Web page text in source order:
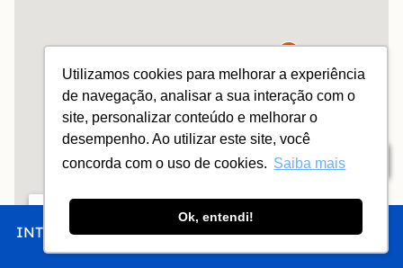
Utilizamos cookies para melhorar a experiência
de navegação, analisar a sua interação com o
site, personalizar conteúdo e melhorar o
desempenho. Ao utilizar este site, você
concorda com o uso de cookies. Saiba mais
Ok, entendi!
INTRO CHEGAR FICAR COMER FAZER
Índice